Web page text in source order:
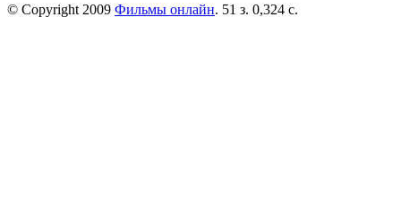
© Copyright 2009 Фильмы онлайн. 51 з. 0,324 с.